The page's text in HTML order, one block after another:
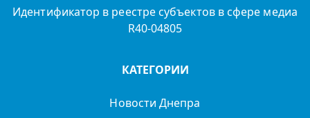
Идентификатор в реестре субъектов в сфере медиа
R40-04805
КАТЕГОРИИ
Новости Днепра